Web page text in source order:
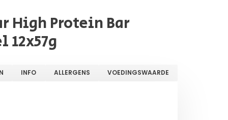
High Protein Bar
12x57g
INFO ALLERGENS VOEDINGSWAARDE